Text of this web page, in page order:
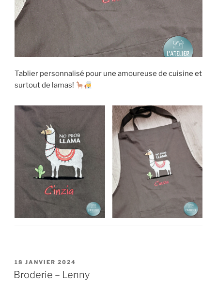
Tablier personnalisé pour une amoureuse de cuisine et
surtout de lamas!
PUBLIÉ
LE
18 JANVIER 2024
Broderie – Lenny